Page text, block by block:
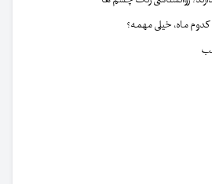
ماه، خیلی مهمه؟